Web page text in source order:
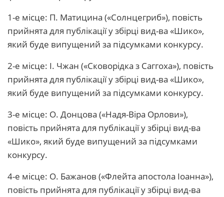
1-е місце: П. Матицина («Солнцегриб»), повість
прийнята для публікації у збірці вид-ва «Шико»,
який буде випущений за підсумками конкурсу.
2-е місце: І. Чжан («Сковорідка з Саггоха»), повість
прийнята для публікації у збірці вид-ва «Шико»,
який буде випущений за підсумками конкурсу.
3-е місце: О. Донцова («Надя-Віра Орлови»),
повість прийнята для публікації у збірці вид-ва
«Шико», який буде випущений за підсумками
конкурсу.
4-е місце: О. Бажанов («Флейта апостола Іоанна»),
повість прийнята для публікації у збірці вид-ва